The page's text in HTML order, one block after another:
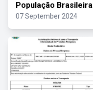
População Brasileira
07 September 2024